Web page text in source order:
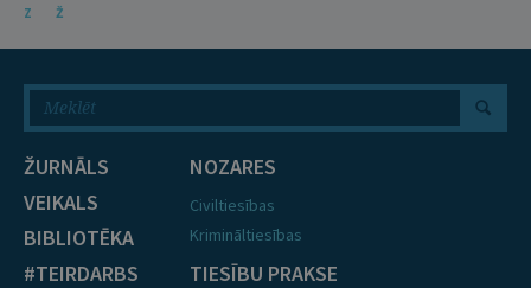
Z
Ž
ŽURNĀLS
VEIKALS
BIBLIOTĒKA
#TEIRDARBS
NOZARES
Civiltiesības
Krimināltiesības
TIESĪBU PRAKSE